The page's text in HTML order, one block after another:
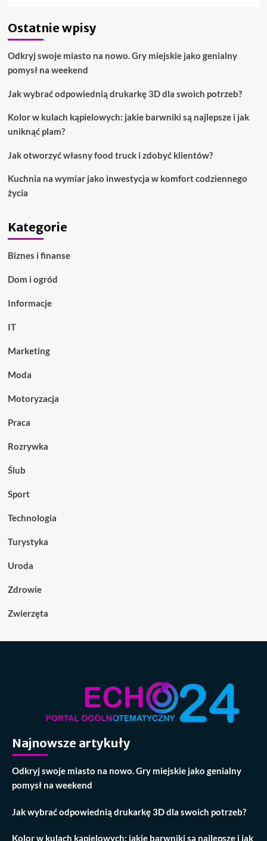
Ostatnie wpisy
Odkryj swoje miasto na nowo. Gry miejskie jako genialny
pomysł na weekend
Jak wybrać odpowiednią drukarkę 3D dla swoich potrzeb?
Kolor w kulach kąpielowych: jakie barwniki są najlepsze i jak
uniknąć plam?
Jak otworzyć własny food truck i zdobyć klientów?
Kuchnia na wymiar jako inwestycja w komfort codziennego
życia
Kategorie
Biznes i finanse
Dom i ogród
Informacje
IT
Marketing
Moda
Motoryzacja
Praca
Rozrywka
Ślub
Sport
Technologia
Turystyka
Uroda
Zdrowie
Zwierzęta
Najnowsze artykuły
Odkryj swoje miasto na nowo. Gry miejskie jako genialny
pomysł na weekend
Jak wybrać odpowiednią drukarkę 3D dla swoich potrzeb?
Kolor w kulach kąpielowych: jakie barwniki są najlepsze i jak